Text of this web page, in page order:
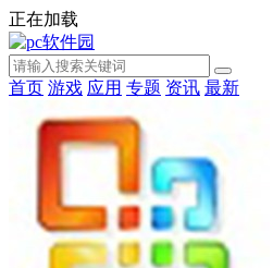
正在加载
首页 游戏 应用 专题 资讯 最新